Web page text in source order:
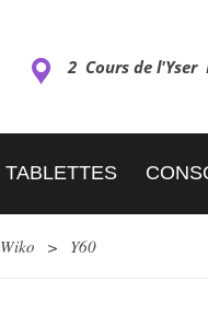
2 Cours de l'Yser
TABLETTES
Wiko > Y60